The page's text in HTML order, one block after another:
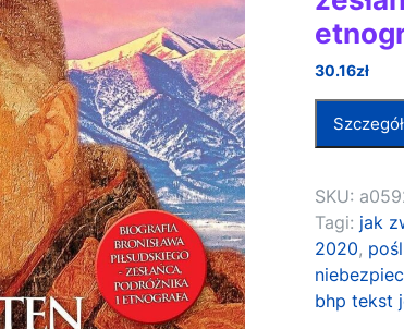
30.16zł
SKU:
Tagi: jak
2020,
bhp tekst